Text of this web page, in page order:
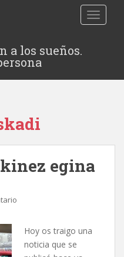
a los sueños.
egina
Hoy os traigo una
noticia que se